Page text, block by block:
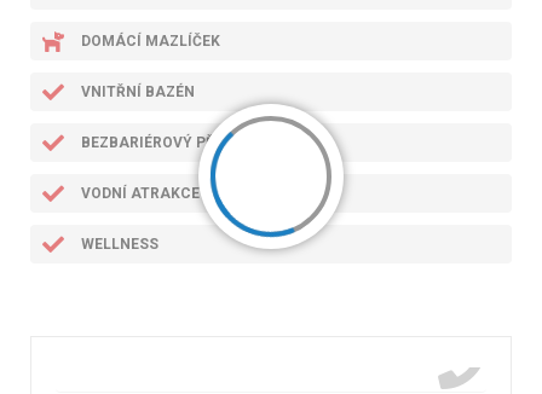
DOMÁCÍ MAZLÍČEK
VNITŘNÍ BAZÉN
BEZBARIÉROVÝ PŘÍSTUP
VODNÍ ATRAKCE
WELLNESS